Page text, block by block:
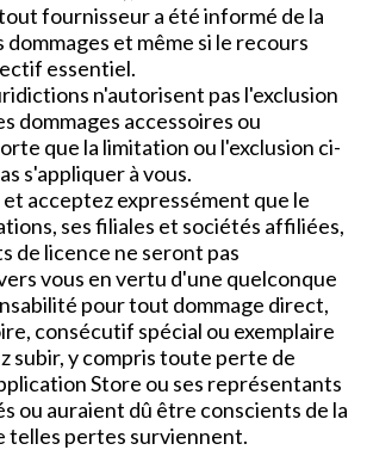
fournisseur a été informé de la
et même si le recours
essentiel.
n'autorisent pas l'exclusion
dommages accessoires ou
que la limitation ou l'exclusion ci-
s'appliquer à vous.
acceptez expressément que le
ses filiales et sociétés affiliées,
de licence ne seront pas
vous en vertu d'une quelconque
pour tout dommage direct,
consécutif spécial ou exemplaire
subir, y compris toute perte de
Store ou ses représentants
ou auraient dû être conscients de la
telles pertes surviennent.